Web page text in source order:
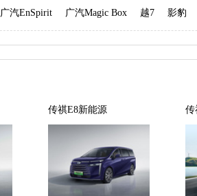
广汽EnSpirit
广汽Magic Box 越7 影豹
传祺E8新能源 传